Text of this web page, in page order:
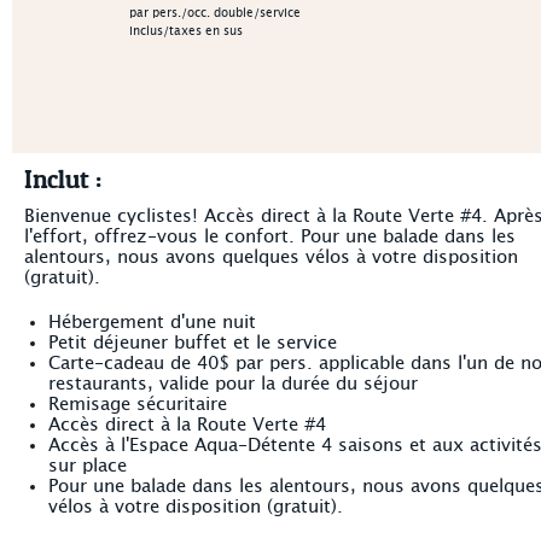
par pers./occ. double/service
inclus/taxes en sus
Inclut :
Bienvenue cyclistes! Accès direct à la Route Verte #4.
l'effort, offrez-vous le confort. Pour une balade dans les
alentours, nous avons quelques vélos à votre disposition
(gratuit).
Hébergement d'une nuit
Petit déjeuner buffet et le service
Carte-cadeau de 40$ par pers. applicable dans l'un de
restaurants, valide pour la durée du séjour
Remisage sécuritaire
Accès direct à la Route Verte #4
Accès à l'Espace Aqua-Détente 4 saisons et aux activités
sur place
Pour une balade dans les alentours, nous avons
vélos à votre disposition (gratuit).